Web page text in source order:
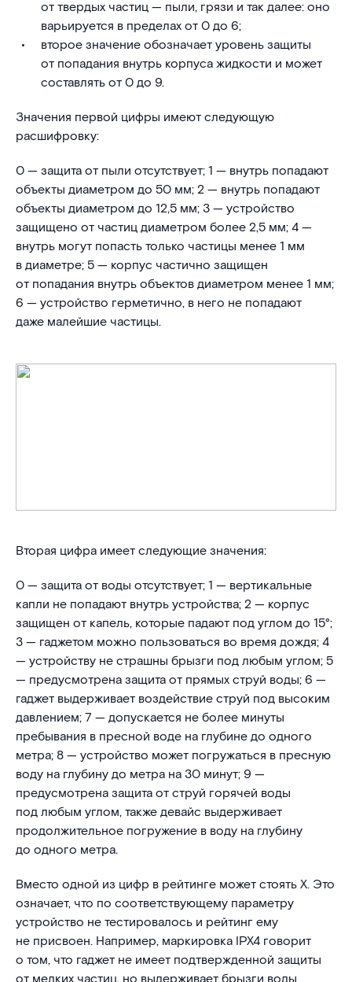
от твердых частиц — пыли, грязи и так далее: оно
варьируется в пределах от 0 до 6;
второе значение обозначает уровень защиты
от попадания внутрь корпуса жидкости и может
составлять от 0 до 9.
Значения первой цифры имеют следующую
расшифровку:
0 — защита от пыли отсутствует; 1 — внутрь попадают
объекты диаметром до 50 мм; 2 — внутрь попадают
объекты диаметром до 12,5 мм; 3 — устройство
защищено от частиц диаметром более 2,5 мм; 4 —
внутрь могут попасть только частицы менее 1 мм
в диаметре; 5 — корпус частично защищен
от попадания внутрь объектов диаметром менее 1 мм;
6 — устройство герметично, в него не попадают
даже малейшие частицы.
Вторая цифра имеет следующие значения:
0 — защита от воды отсутствует; 1 — вертикальные
капли не попадают внутрь устройства; 2 — корпус
защищен от капель, которые падают под углом до 15°;
3 — гаджетом можно пользоваться во время дождя; 4
— устройству не страшны брызги под любым углом; 5
— предусмотрена защита от прямых струй воды; 6 —
гаджет выдерживает воздействие струй под высоким
давлением; 7 — допускается не более минуты
пребывания в пресной воде на глубине до одного
метра; 8 — устройство может погружаться в пресную
воду на глубину до метра на 30 минут; 9 —
предусмотрена защита от струй горячей воды
под любым углом, также девайс выдерживает
продолжительное погружение в воду на глубину
до одного метра.
Вместо одной из цифр в рейтинге может стоять X. Это
означает, что по соответствующему параметру
устройство не тестировалось и рейтинг ему
не присвоен. Например, маркировка IPX4 говорит
о том, что гаджет не имеет подтвержденной защиты